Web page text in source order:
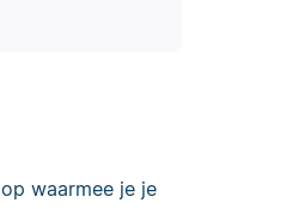
op waarmee je je